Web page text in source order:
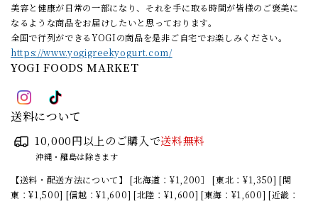
美容と健康が日常の一部になり、それを手に取る時間が皆様のご褒美に
なるような商品をお届けしたいと思っております。
全国で行列ができるYOGIの商品を是非ご自宅でお楽しみください。
https://www.yogigreekyogurt.com/
YOGI FOODS MARKET
送料について
10,000円以上のご購入で送料無料
沖縄・離島は除きます
【送料・配送方法について】 [北海道：¥1,200］ [東北：¥1,350] [関
東：¥1,500] [信越：¥1,600] [北陸：¥1,600] [東海：¥1,600] [近畿：